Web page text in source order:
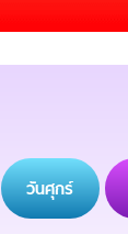
วันศุกร์